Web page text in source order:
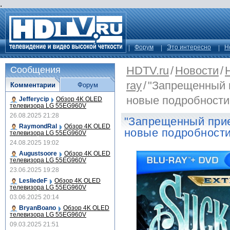
.
Форум Это интересно
HDTV.ru/Новости/
ray/"Запрещенный
новые подробности
"Запрещенный
новые
Сообщения
Комментарии
Jefferycip Обзор 4K OLED
телевизора LG 55EG960V
26.08.2025 21:28
RaymondRal
Обзор 4K OLED
телевизора LG 55EG960V
24.08.2025 19:02
Augustsoore
Обзор 4K OLED
телевизора LG 55EG960V
23.06.2025 19:28
LesliedeF
Обзор 4K OLED
телевизора LG 55EG960V
03.06.2025 20:14
BryanBoano
Обзор 4K OLED
телевизора LG 55EG960V
09.03.2025 21:51
Форум